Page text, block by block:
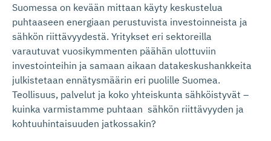
Suomessa on kevään mittaan käyty keskustelua
puhtaaseen energiaan perustuvista investoinneista ja
sähkön riittävyydestä. Yritykset eri sektoreilla
varautuvat vuosikymmenten päähän ulottuviin
investointeihin ja samaan aikaan datakeskushankkeita
julkistetaan ennätysmäärin eri puolille Suomea.
Teollisuus, palvelut ja koko yhteiskunta sähköistyvät –
kuinka varmistamme puhtaan sähkön riittävyyden ja
kohtuuhintaisuuden jatkossakin?